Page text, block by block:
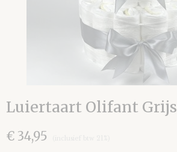
Luiertaart Olifant Grijs
€ 34,95